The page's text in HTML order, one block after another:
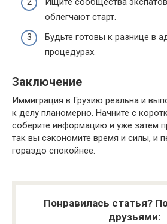
облегчают старт.
Будьте готовы к разнице в
процедурах.
Заключение
Иммиграция в Грузию реальна и
к делу планомерно. Начните с
соберите информацию и уже затем
так вы сэкономите время и силы, и
гораздо спокойнее.
Понравилась статья?
друзьями: